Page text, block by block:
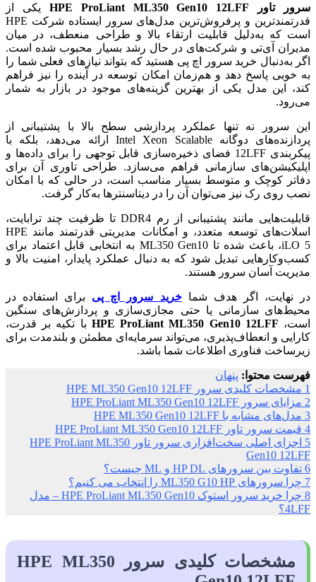
سرور تاور HPE ProLiant ML350 Gen10 12LFF
یکی از
قدرتمندترین و پرفروش‌ترین مدل‌های سرور ایستاده شرکت HPE
است که به‌دلیل قابلیت ارتقاء بالا و طراحی منعطف، در میان
مدیران آی‌تی و شرکت‌های در حال رشد بسیار محبوب شده است.
اگر به‌دنبال خرید سرور اچ پی هستید که بتواند نیازهای فعلی شما را
به خوبی پاسخ دهد و هم‌زمان امکان توسعه در آینده را نیز فراهم
کند، این مدل یکی از بهترین گزینه‌های موجود در بازار به شمار
می‌رود.
این سرور نه تنها عملکرد پردازشی سطح بالا با پشتیبانی از
پردازنده‌های دوگانه Intel Xeon Scalable ارائه می‌دهد، بلکه با
پیکربندی 12LFF فضای ذخیره‌سازی قابل توجهی را برای داده‌ها و
اپلیکیشن‌های سازمانی فراهم می‌سازد. طراحی تاوری آن برای
دفاتر کوچک و متوسط بسیار مناسب است، در حالی که با امکان
نصب روی رک نیز می‌توان آن را در دیتاسنترها به‌کار گرفت.
قابلیت‌هایی مانند پشتیبانی از رم DDR4 تا ظرفیت چند ترابایت،
اسلات‌های توسعه متعدد، و امکانات مدیریتی قدرتمند مانند HPE
iLO 5، باعث شده تا ML350 Gen10 به انتخابی قابل اعتماد برای
کسب‌وکارهایی تبدیل شود که به دنبال عملکرد پایدار، امنیت بالا و
مدیریت آسان سرور هستند.
در نهایت، اگر هدف شماخرید سرور اچ پی برای استفاده در
محیط‌های سازمانی یا حتی مجازی‌سازی و پردازش‌های سنگین
است، HPE ProLiant ML350 Gen10 12LFF با تکیه بر قدرت،
کارایی و انعطاف‌پذیری، می‌تواند سرمایه‌ای مطمئن و بلندمدت برای
زیرساخت فناوری اطلاعات شما باشد.
فهرست محتوا: پنهان
1 مشخصات کلیدی سرور HPE ML350 Gen10 12LFF
2 مزایای سرور HPE ProLiant ML350 Gen10 12LFF
3 مدل‌های مشابه با HPE ML350 Gen10 12LFF
4 قیمت سرور تاور HPE ProLiant ML350 Gen10 12LFF
5
اجزای اصلی سخت‌افزاری سرور تاور HPE ProLiant ML350
Gen10 12LFF
6 تفاوت بین سرورهای HP DL و ML چیست؟
7 چرا سرورهای ML350 G10 HP را انتخاب می کنیم؟
8
چرا خرید سرور استوک HPE ProLiant ML350 Gen10 – مدل
4LFF؟
مشخصات کلیدی سرور HPE ML350